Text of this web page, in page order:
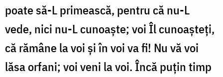
poate să-L primească, pentru că nu-L
vede, nici nu-L cunoaşte; voi Îl cunoaşteţi,
că rămâne la voi şi în voi va fi! Nu vă voi
lăsa orfani; voi veni la voi. Încă puţin timp